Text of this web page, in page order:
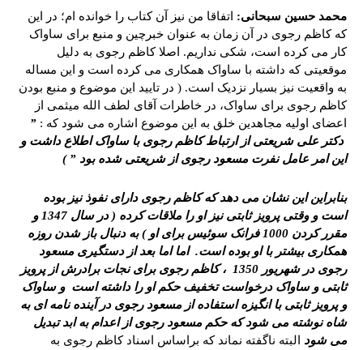
محمد حسین سبحانی: اتفاقا من نیز آن کتاب را خوانده ام؛ در این
که کاظم رجوی در آن زمان به عنوان خبرچین و منبع برای ساواک
کار می کرده است، شکی نداریم. اصلا کاظم رجوی به دلیل
موقعیتی که داشته با ساواک همکاری می کرده است و این مساله
به واقعیت نیز بسیار نزدیک است. ( در تایید این موضوع و منبع بودن
کاظم رجوی برای ساواک، در خاطرات آقای لطف الله میثمی از
اعضای اولیه مجاهدین خلق به این موضوع اشاره می شود که : ”
دکتر علی شریعتی از ارتباط کاظم رجوی با ساواک اطلاع داشت و
این امر عامل نفرت مسعود رجوی از شریعتی شده بود ” )
بنابراین این نشان می دهد که کاظم رجوی دارای نفوذ نیز بوده
است و وقتی پرویز ثابتی نیز او را ملاقات کرده ( در سال 1347 و
مقرر کردن 1000 فرانک سوئیس برای او ) به دنبال باز شدن روزه
همکاری بیشتر با او بوده است. اما اما بعد از دستگیری مسعود
رجوی در شهریور 1350 ، کاظم رجوی برای نجات برادرش از پرویز
ثابتی و ساواک درخواست تخفیف حکم او را داشته است و ساواک
و پرویز ثابتی با انگیزه استفاده از مسعود رجوی در آینده نامه ای به
شاه نوشته می شود که حکم مسعود رجوی از اعدام به ابد تبدیل
می شود
البته ناگفته نماند که براساس اسناد کاظم رجوی به